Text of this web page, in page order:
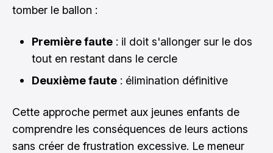
tomber le ballon :
Première faute : il doit s'allonger sur le dos
tout en restant dans le cercle
Deuxième faute : élimination définitive
Cette approche permet aux jeunes enfants de
comprendre les conséquences de leurs actions
sans créer de frustration excessive. Le meneur